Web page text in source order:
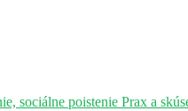
sociálne poistenie Prax a